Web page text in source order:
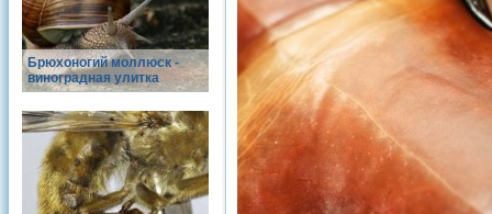
Брюхоногий моллюск -
виноградная улитка